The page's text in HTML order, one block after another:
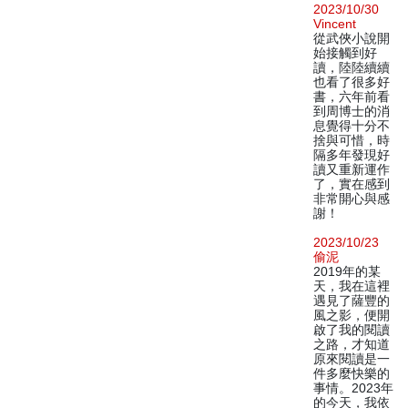
2023/10/30
Vincent
從武俠小說開
始接觸到好
讀，陸陸續續
也看了很多好
書，六年前看
到周博士的消
息覺得十分不
捨與可惜，時
隔多年發現好
讀又重新運作
了，實在感到
非常開心與感
謝！
2023/10/23
偷泥
2019年的某
天，我在這裡
遇見了薩豐的
風之影，便開
啟了我的閱讀
之路，才知道
原來閱讀是一
件多麼快樂的
事情。2023年
的今天，我依